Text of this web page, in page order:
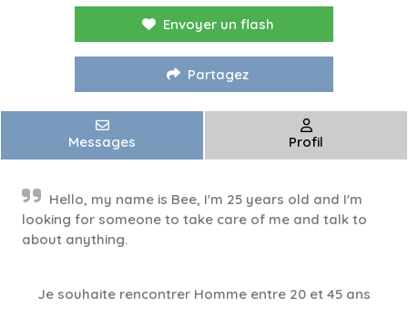
Envoyer un flash
Partagez
Messages Profil
Hello, my name is Bee, I'm 25 years old and I'm
looking for someone to take care of me and talk to
about anything.
Je souhaite rencontrer Homme entre 20 et 45 ans